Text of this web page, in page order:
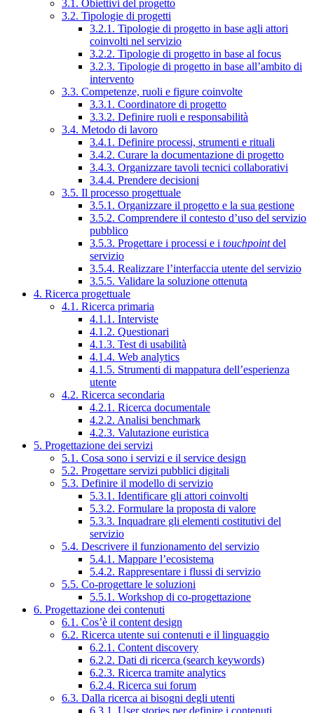
3.1. Obiettivi del progetto
3.2. Tipologie di progetti
3.2.1. Tipologie di progetto in base agli attori
coinvolti nel servizio
3.2.2. Tipologie di progetto in base al focus
3.2.3. Tipologie di progetto in base all’ambito di
intervento
3.3. Competenze, ruoli e figure coinvolte
3.3.1. Coordinatore di progetto
3.3.2. Definire ruoli e responsabilità
3.4. Metodo di lavoro
3.4.1. Definire processi, strumenti e rituali
3.4.2. Curare la documentazione di progetto
3.4.3. Organizzare tavoli tecnici collaborativi
3.4.4. Prendere decisioni
3.5. Il processo progettuale
3.5.1. Organizzare il progetto e la sua gestione
3.5.2. Comprendere il contesto d’uso del servizio
pubblico
3.5.3. Progettare i processi e i touchpointdel
servizio
3.5.4. Realizzare l’interfaccia utente del servizio
3.5.5. Validare la soluzione ottenuta
4. Ricerca progettuale
4.1. Ricerca primaria
4.1.1. Interviste
4.1.2. Questionari
4.1.3. Test di usabilità
4.1.4. Web analytics
4.1.5. Strumenti di mappatura dell’esperienza
utente
4.2. Ricerca secondaria
4.2.1. Ricerca documentale
4.2.2. Analisi benchmark
4.2.3. Valutazione euristica
5. Progettazione dei servizi
5.1. Cosa sono i servizi e il service design
5.2. Progettare servizi pubblici digitali
5.3. Definire il modello di servizio
5.3.1. Identificare gli attori coinvolti
5.3.2. Formulare la proposta di valore
5.3.3. Inquadrare gli elementi costitutivi del
servizio
5.4. Descrivere il funzionamento del servizio
5.4.1. Mappare l’ecosistema
5.4.2. Rappresentare i flussi di servizio
5.5. Co-progettare le soluzioni
5.5.1. Workshop di co-progettazione
6. Progettazione dei contenuti
6.1. Cos’è il content design
6.2. Ricerca utente sui contenuti e il linguaggio
6.2.1. Content discovery
6.2.2. Dati di ricerca (search keywords)
6.2.3. Ricerca tramite analytics
6.2.4. Ricerca sui forum
6.3. Dalla ricerca ai bisogni degli utenti
6.3.1. User stories per definire i contenuti